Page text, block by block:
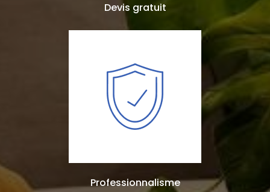
Devis gratuit
Professionnalisme